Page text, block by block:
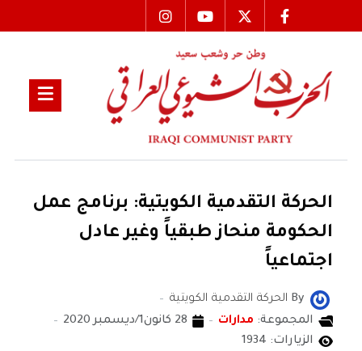
الحركة التقدمية الكويتية: برنامج عمل
الحكومة منحاز طبقياً وغير عادل
اجتماعياً
By الحركة التقدمية الكويتية
المجموعة: مدارات
28 كانون1/ديسمبر 2020
الزيارات: 1934